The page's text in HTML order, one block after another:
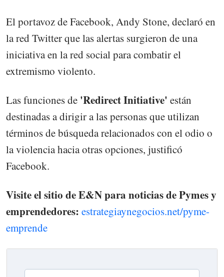
El portavoz de Facebook, Andy Stone, declaró en
la red Twitter que las alertas surgieron de una
iniciativa en la red social para combatir el
extremismo violento.
Las funciones de 'Redirect Initiative' están
destinadas a dirigir a las personas que utilizan
términos de búsqueda relacionados con el odio o
la violencia hacia otras opciones, justificó
Facebook.
Visite el sitio de E&N para noticias de Pymes y
emprendedores: estrategiaynegocios.net/pyme-
emprende